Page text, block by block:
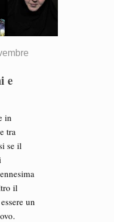
e
in
tra
se il
il
un